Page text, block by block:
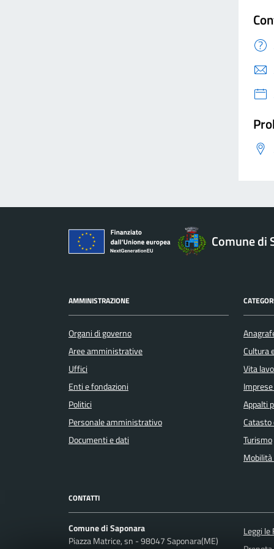
Comune di
AMMINISTRAZIONE
Organi di governo
Aree amministrative
Uffici
Enti e fondazioni
Politici
Personale amministrativo
Documenti e dati
Cultura
Vita
Appalti
Turismo
CONTATTI
Comune di Saponara
Piazza Matrice, sn - 98047 Saponara(ME)
Leggi le